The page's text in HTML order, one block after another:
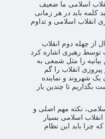
اسلامی ما ضعیف
کلمه باید در هر زمانی
انقلاب اسلامی و تداوم
از چهله دوم انقلاب
توسط رهبری اشاره کرد
را مثل شمعی به
انقلاب را گم
یک شهروند و نماینده
بگذاریم تا چندین بار
نکته مهم اصلی و
اسلامی بسیار
باید این نظام